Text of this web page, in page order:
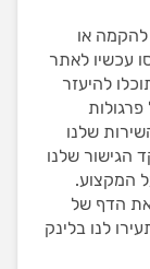
להקמה או
עכשיו לאתר
להיעזר
שלנו
הגישור שלנו
המקצוע.
הדף של
לנו בלינק